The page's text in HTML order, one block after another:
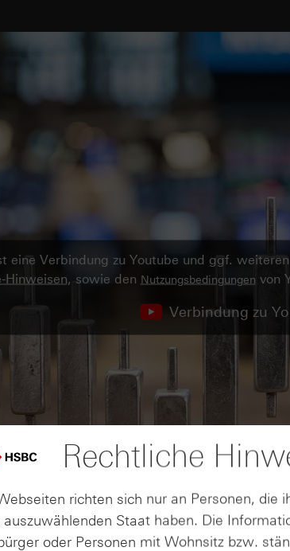
eine Verbindung zu Youtube und ggf.
Hinweisen, sowie den Nutzungsbedingungen von
Verbindung zu
Rechtliche
richten sich nur an Personen, die
Staat haben. Die
oder Personen mit Wohnsitz bzw.